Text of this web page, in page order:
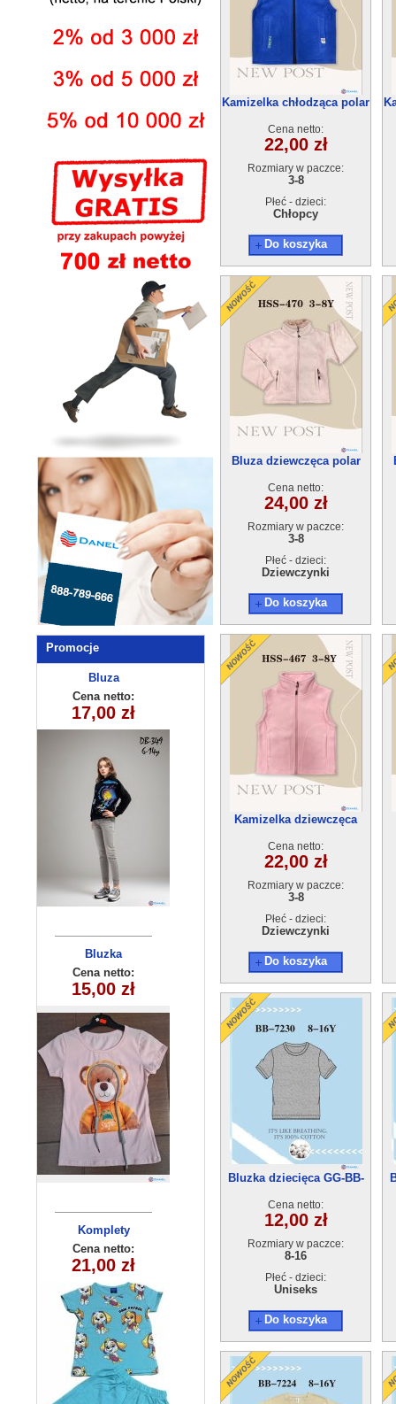
Promocje
Bluza
dziecięca
290525-DB349
(6-14) 10szt
Cena netto:
17,00 zł
Bluzka
dziewczęca
260625-36(6-16)
6szt
Cena netto:
15,00 zł
Komplety
dziecięce
(3/4-9/10 )
5szt
Cena netto:
21,00 zł
Komplet
dziecięcy
HH-293(4-12)
15szt
Cena netto:
34,00 zł
Bluzka
dziecięca
180626-21(6-16)
6szt
Cena netto:
15,00 zł
Komplety
dziecięce
(3/4-9/10 )
5szt
Cena netto:
21,00 zł
Kamizelka chłodząca polar
Cena netto:
22,00 zł
Rozmiary w paczce:
3-8
Płeć - dzieci:
Chłopcy
Do koszyka
Bluza dziewczęca polar
Cena netto:
24,00 zł
Rozmiary w paczce:
3-8
Płeć - dzieci:
Dziewczynki
Do koszyka
Kamizelka dziewczęca
10szt
Cena netto:
22,00 zł
Rozmiary w paczce:
3-8
Płeć - dzieci:
Dziewczynki
Do koszyka
Bluzka dziecięca GG-BB-
Cena netto:
12,00 zł
Rozmiary w paczce:
8-16
Płeć - dzieci:
Uniseks
Do koszyka